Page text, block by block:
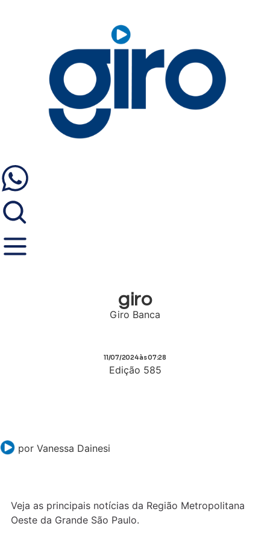
giro
Giro Banca
11/07/2024às 07:28
Edição 585
por Vanessa Dainesi
Veja as principais notícias da Região Metropolitana
Oeste da Grande São Paulo.